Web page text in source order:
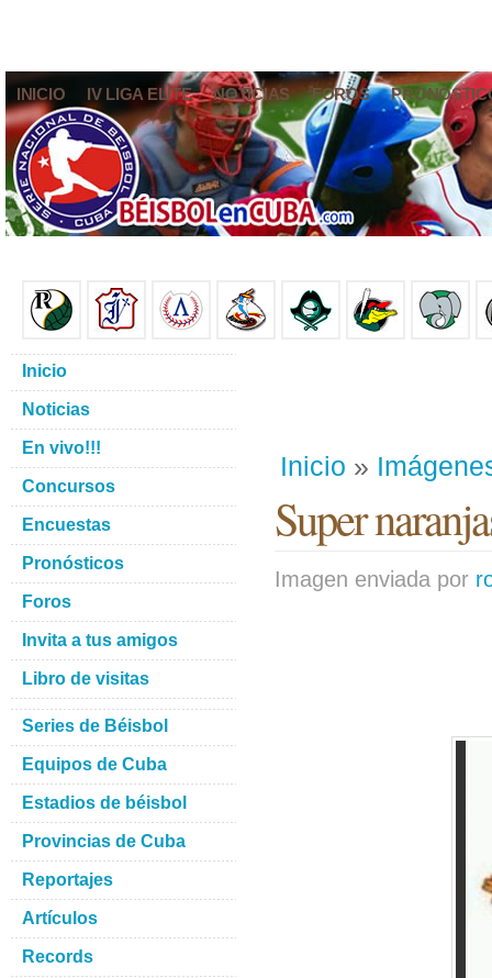
INICIO IV LIGA ELITE NOTICIAS FOROS
Inicio »
Super
Imagen enviada por
Inicio
Noticias
En vivo!!!
Concursos
Encuestas
Pronósticos
Foros
Invita a tus amigos
Libro de visitas
Series de Béisbol
Equipos de Cuba
Estadios de béisbol
Provincias de Cuba
Reportajes
Artículos
Records